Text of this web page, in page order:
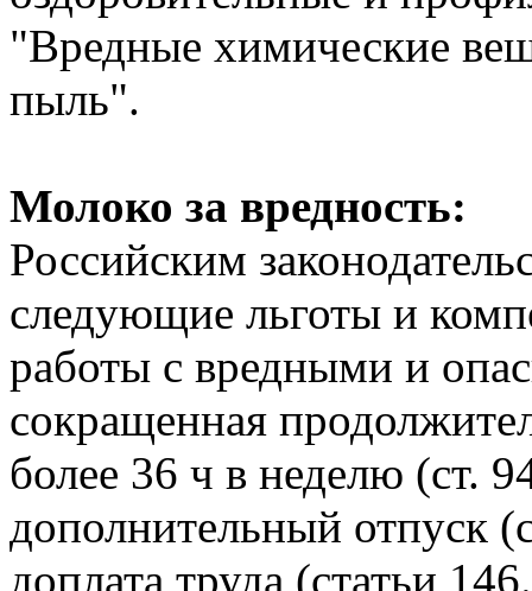
"Вредные химические
пыль".
Молоко за вредность:
Российским
следующие льготы и
работы с вредными и
сокращенная
более 36 ч в неделю (ст.
дополнительный отпуск
доплата труда (статьи